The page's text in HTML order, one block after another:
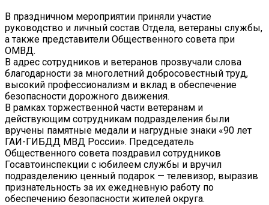
В праздничном мероприятии приняли участие
руководство и личный состав Отдела, ветераны службы,
а также представители Общественного совета при
ОМВД.
В адрес сотрудников и ветеранов прозвучали слова
благодарности за многолетний добросовестный труд,
высокий профессионализм и вклад в обеспечение
безопасности дорожного движения.
В рамках торжественной части ветеранам и
действующим сотрудникам подразделения были
вручены памятные медали и нагрудные знаки «90 лет
ГАИ-ГИБДД МВД России». Председатель
Общественного совета поздравил сотрудников
Госавтоинспекции с юбилеем службы и вручил
подразделению ценный подарок — телевизор, выразив
признательность за их ежедневную работу по
обеспечению безопасности жителей округа.